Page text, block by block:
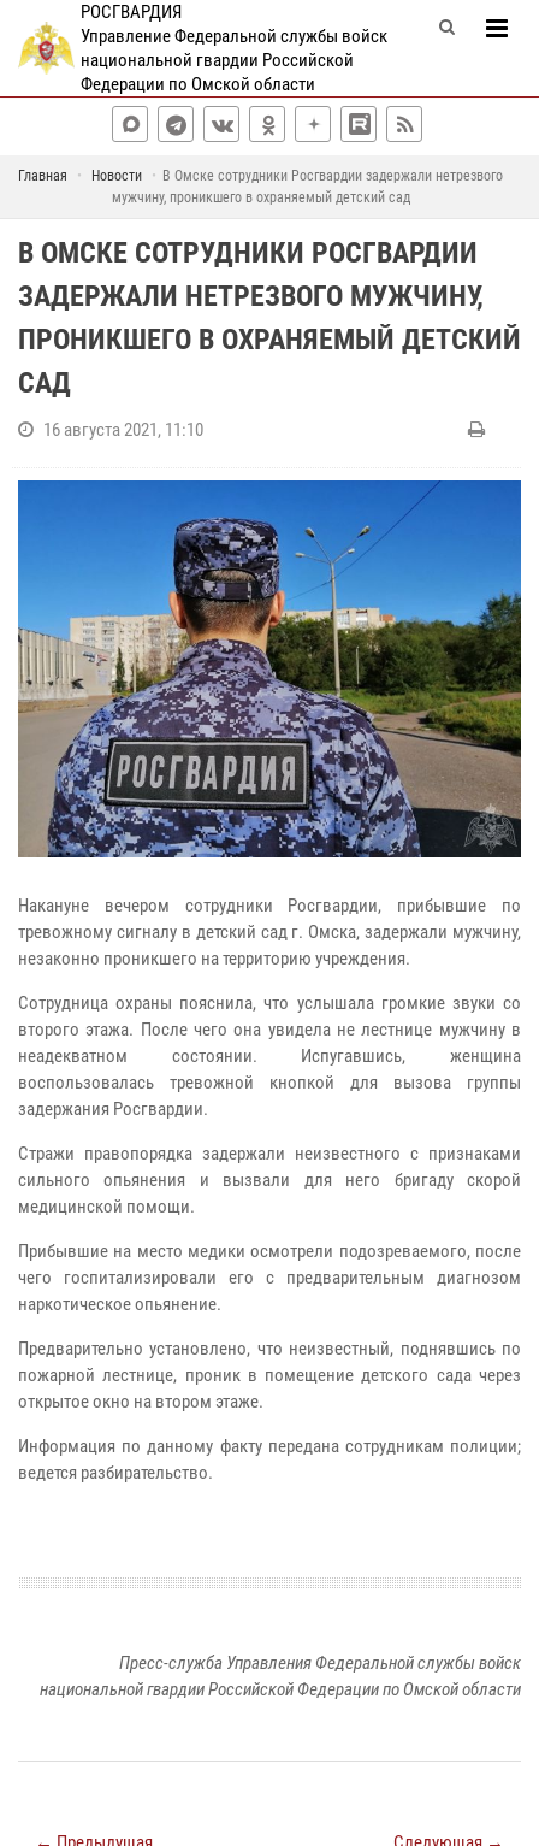
РОСГВАРДИЯ
Управление Федеральной службы войск
национальной гвардии Российской
Федерации по Омской области
Главная Новости
В Омске сотрудники Росгвардии задержали нетрезвого
мужчину, проникшего в охраняемый детский сад
В ОМСКЕ СОТРУДНИКИ РОСГВАРДИИ
ЗАДЕРЖАЛИ НЕТРЕЗВОГО МУЖЧИНУ,
ПРОНИКШЕГО В ОХРАНЯЕМЫЙ ДЕТСКИЙ
САД
16 августа 2021, 11:10
Накануне вечером сотрудники Росгвардии, прибывшие по
тревожному сигналу в детский сад г. Омска, задержали мужчину,
незаконно проникшего на территорию учреждения.
Сотрудница охраны пояснила, что услышала громкие звуки со
второго этажа. После чего она увидела не лестнице мужчину в
неадекватном состоянии. Испугавшись, женщина
воспользовалась тревожной кнопкой для вызова группы
задержания Росгвардии.
Стражи правопорядка задержали неизвестного с признаками
сильного опьянения и вызвали для него бригаду скорой
медицинской помощи.
Прибывшие на место медики осмотрели подозреваемого, после
чего госпитализировали его с предварительным диагнозом
наркотическое опьянение.
Предварительно установлено, что неизвестный, поднявшись по
пожарной лестнице, проник в помещение детского сада через
открытое окно на втором этаже.
Информация по данному факту передана сотрудникам полиции;
ведется разбирательство.
Пресс-служба Управления Федеральной службы войск
национальной гвардии Российской Федерации по Омской области